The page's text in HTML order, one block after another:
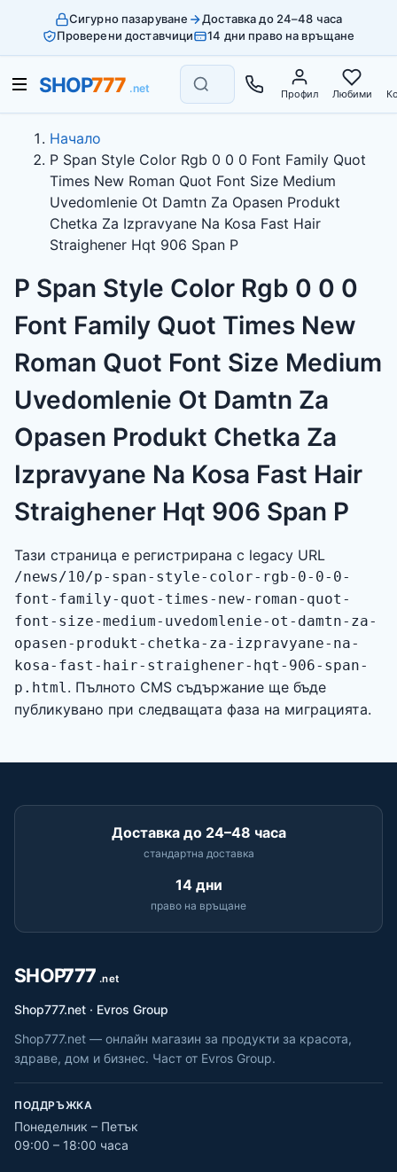
Сигурно пазаруване
Доставка до 24–48 часа
Проверени доставчици
14 дни право на връщане
Профил Любими
Начало
P Span Style Color Rgb 0 0 0 Font Family Quot
Times New Roman Quot Font Size Medium
Uvedomlenie Ot Damtn Za Opasen Produkt
Chetka Za Izpravyane Na Kosa Fast Hair
Straighener Hqt 906 Span P
P Span Style Color Rgb 0 0 0
Font Family Quot Times New
Roman Quot Font Size Medium
Uvedomlenie Ot Damtn Za
Opasen Produkt Chetka Za
Izpravyane Na Kosa Fast Hair
Straighener Hqt 906 Span P
Тази страница е регистрирана с legacy URL
/news/10/p-span-style-color-rgb-0-0-0-
font-family-quot-times-new-roman-quot-
font-size-medium-uvedomlenie-ot-damtn-za-
opasen-produkt-chetka-za-izpravyane-na-
kosa-fast-hair-straighener-hqt-906-span-
p.html. Пълното CMS съдържание ще бъде
публикувано при следващата фаза на миграцията.
Доставка до 24–48 часа
стандартна доставка
14 дни
право на връщане
Shop777.net · Evros Group
Shop777.net — онлайн магазин за продукти за красота,
здраве, дом и бизнес. Част от Evros Group.
ПОДДРЪЖКА
Понеделник – Петък
09:00 – 18:00 часа